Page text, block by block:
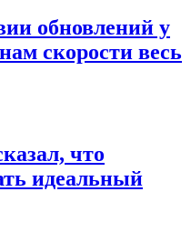
обновлений у
скорости весь
что
идеальный